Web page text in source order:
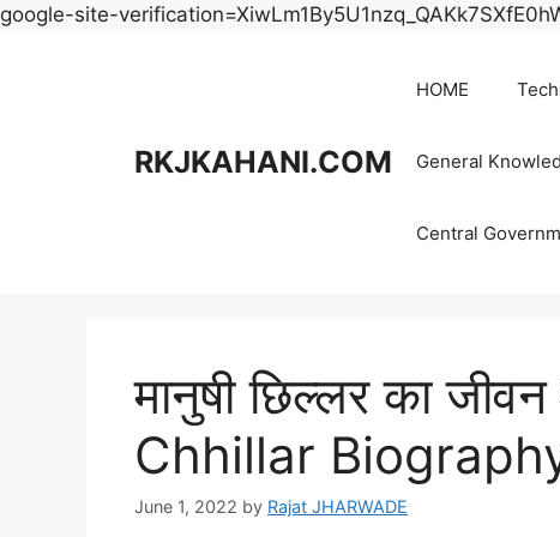
google-site-
RKJKAHANI.COM
HOME
General
Central
मानुषी छिल्लर का
Chhillar
June 1, 2022 by Rajat JHARWADE